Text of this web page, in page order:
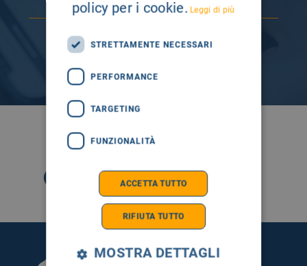
SEGUICI SU
policy per i cookie. Leggi di più
STRETTAMENTE NECESSARI
PERFORMANCE
TARGETING
FUNZIONALITÀ
ACCETTA TUTTO
RIFIUTA TUTTO
MOSTRA DETTAGLI